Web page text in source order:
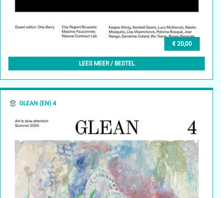
€ 20,00
GLEAN (EN) 5, AUTUMN 2024
LEES MEER / BESTEL
GLEAN (EN) 4